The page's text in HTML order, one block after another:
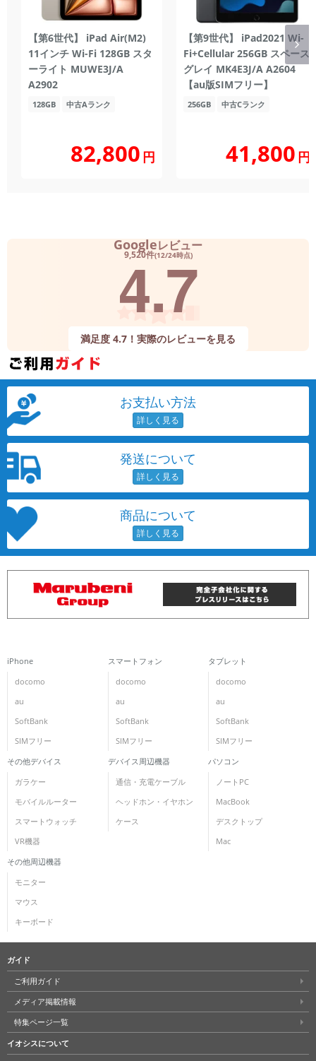
【第6世代】 iPad Air(M2)
11インチ Wi-Fi 128GB スタ
ーライト MUWE3J/A
A2902
128GB 中古Aランク
82,800円
【第9世代】 iPad2021 Wi-
Fi+Cellular 256GB スペース
グレイ MK4E3J/A A2604
【au版SIMフリー】
256GB 中古Cランク
41,800円
Googleレビュー
9,520件(12/24時点)
4.7
満足度 4.7！実際のレビューを見る
お支払い方法
発送について
商品について
iPhone
docomo
au
SoftBank
SIMフリー
スマートフォン
docomo
au
SoftBank
SIMフリー
タブレット
docomo
au
SoftBank
SIMフリー
その他デバイス
ガラケー
モバイルルーター
スマートウォッチ
VR機器
デバイス周辺機器
通信・充電ケーブル
ヘッドホン・イヤホン
ケース
パソコン
ノートPC
MacBook
デスクトップ
Mac
その他周辺機器
モニター
マウス
キーボード
ガイド
ご利用ガイド
メディア掲載情報
特集ページ一覧
イオシスについて